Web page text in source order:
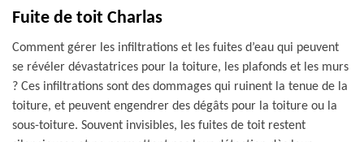
Fuite de toit Charlas
Comment gérer les infiltrations et les fuites d’eau qui peuvent
se révéler dévastatrices pour la toiture, les plafonds et les murs
? Ces infiltrations sont des dommages qui ruinent la tenue de la
toiture, et peuvent engendrer des dégâts pour la toiture ou la
sous-toiture. Souvent invisibles, les fuites de toit restent